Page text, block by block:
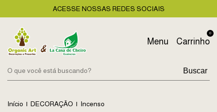
ACESSE NOSSAS REDES SOCIAIS
Menu Carrinho
0
Buscar
Início | DECORAÇÃO | Incenso